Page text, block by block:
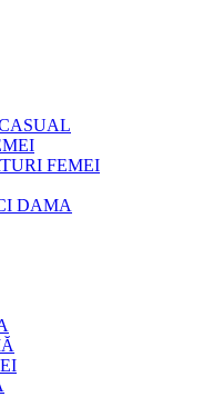
FEMEI
DAMA